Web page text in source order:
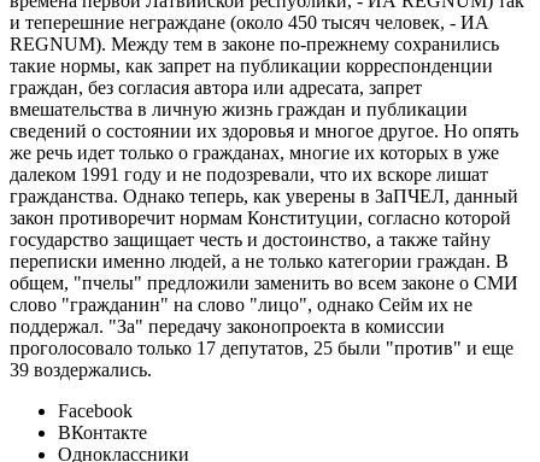
и теперешние неграждане (около 450 тысяч человек, - ИА
REGNUM). Между тем в законе по-прежнему сохранились
такие нормы, как запрет на публикации корреспонденции
граждан, без согласия автора или адресата, запрет
вмешательства в личную жизнь граждан и публикации
сведений о состоянии их здоровья и многое другое. Но опять
же речь идет только о гражданах, многие их которых в уже
далеком 1991 году и не подозревали, что их вскоре лишат
гражданства. Однако теперь, как уверены в ЗаПЧЕЛ, данный
закон противоречит нормам Конституции, согласно которой
государство защищает честь и достоинство, а также тайну
переписки именно людей, а не только категории граждан. В
общем, "пчелы" предложили заменить во всем законе о СМИ
слово "гражданин" на слово "лицо", однако Сейм их не
поддержал. "За" передачу законопроекта в комиссии
проголосовало только 17 депутатов, 25 были "против" и еще
39 воздержались.
Facebook
ВКонтакте
Одноклассники